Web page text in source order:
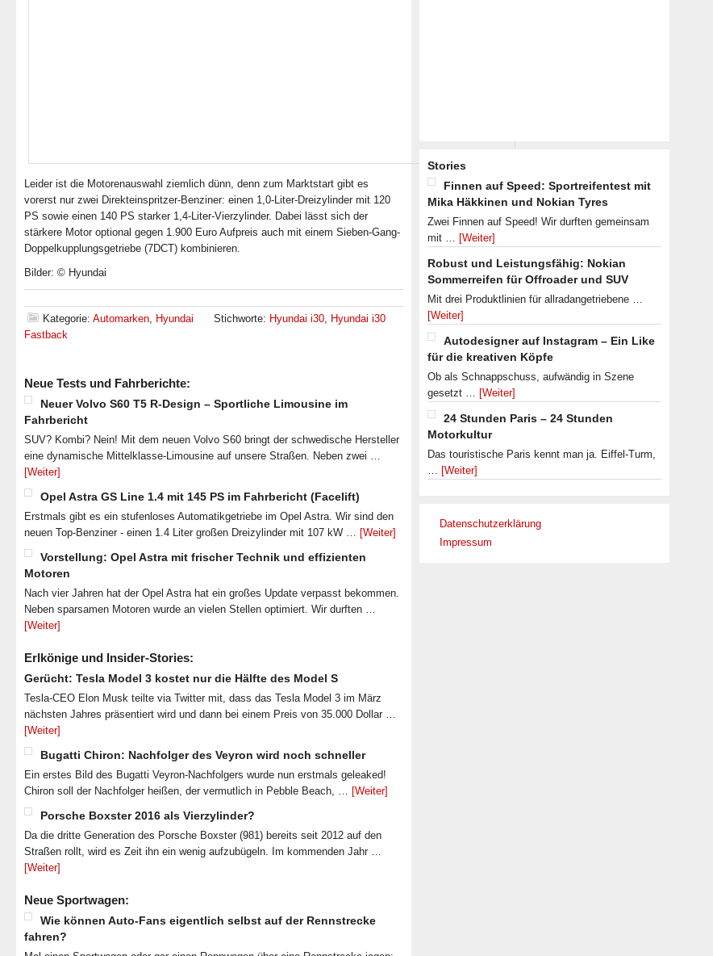
Leider ist die Motorenauswahl ziemlich dünn, denn zum Marktstart gibt es
vorerst nur zwei Direkteinspritzer-Benziner: einen 1,0-Liter-Dreizylinder mit 120
PS sowie einen 140 PS starker 1,4-Liter-Vierzylinder. Dabei lässt sich der
stärkere Motor optional gegen 1.900 Euro Aufpreis auch mit einem Sieben-Gang-
Doppelkupplungsgetriebe (7DCT) kombinieren.
Bilder: © Hyundai
Kategorie: Automarken, Hyundai Stichworte: Hyundai i30, Hyundai i30
Fastback
Neue Tests und Fahrberichte:
Neuer Volvo S60 T5 R-Design – Sportliche Limousine im
Fahrbericht
SUV? Kombi? Nein! Mit dem neuen Volvo S60 bringt der schwedische Hersteller
eine dynamische Mittelklasse-Limousine auf unsere Straßen. Neben zwei …
[Weiter]
Opel Astra GS Line 1.4 mit 145 PS im Fahrbericht (Facelift)
Erstmals gibt es ein stufenloses Automatikgetriebe im Opel Astra. Wir sind den
neuen Top-Benziner - einen 1.4 Liter großen Dreizylinder mit 107 kW … [Weiter]
Vorstellung: Opel Astra mit frischer Technik und effizienten
Motoren
Nach vier Jahren hat der Opel Astra hat ein großes Update verpasst bekommen.
Neben sparsamen Motoren wurde an vielen Stellen optimiert. Wir durften …
[Weiter]
Erlkönige und Insider-Stories:
Gerücht: Tesla Model 3 kostet nur die Hälfte des Model S
Tesla-CEO Elon Musk teilte via Twitter mit, dass das Tesla Model 3 im März
nächsten Jahres präsentiert wird und dann bei einem Preis von 35.000 Dollar …
[Weiter]
Bugatti Chiron: Nachfolger des Veyron wird noch schneller
Ein erstes Bild des Bugatti Veyron-Nachfolgers wurde nun erstmals geleaked!
Chiron soll der Nachfolger heißen, der vermutlich in Pebble Beach, … [Weiter]
Porsche Boxster 2016 als Vierzylinder?
Da die dritte Generation des Porsche Boxster (981) bereits seit 2012 auf den
Straßen rollt, wird es Zeit ihn ein wenig aufzubügeln. Im kommenden Jahr …
[Weiter]
Neue Sportwagen:
Wie können Auto-Fans eigentlich selbst auf der Rennstrecke
fahren?
Stories
Finnen auf Speed: Sportreifentest mit
Mika Häkkinen und Nokian Tyres
Zwei Finnen auf Speed! Wir durften gemeinsam
mit … [Weiter]
Robust und Leistungsfähig: Nokian
Sommerreifen für Offroader und SUV
Mit drei Produktlinien für allradangetriebene …
[Weiter]
Autodesigner auf Instagram – Ein Like
für die kreativen Köpfe
Ob als Schnappschuss, aufwändig in Szene
gesetzt … [Weiter]
24 Stunden Paris – 24 Stunden
Motorkultur
Das touristische Paris kennt man ja. Eiffel-Turm,
… [Weiter]
Datenschutzerklärung
Impressum